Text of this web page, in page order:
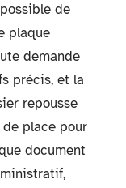
de
plaque
demande
précis, et la
repousse
de place pour
document